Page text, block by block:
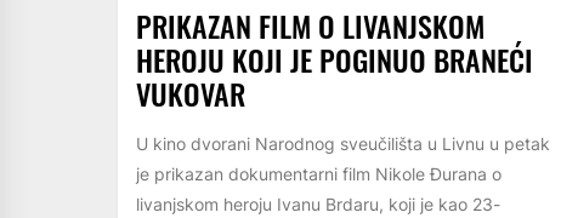
PRIKAZAN FILM O LIVANJSKOM
HEROJU KOJI JE POGINUO BRANEĆI
VUKOVAR
U kino dvorani Narodnog sveučilišta u Livnu u petak
je prikazan dokumentarni film Nikole Đurana o
livanjskom heroju Ivanu Brdaru, koji je kao 23-